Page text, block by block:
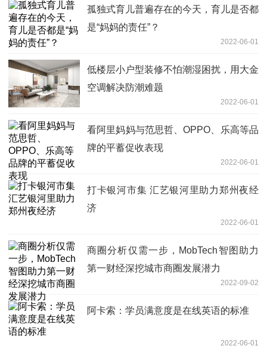
孤独式育儿普遍存在的今天，育儿是否都
是“妈妈的责任”？
2022-06-01
低楼层小户型装修不怕潮湿困扰，用大金
空调解决防潮难题
2022-06-01
看阿里妈妈与范思哲、OPPO、乐高等品
牌的平蓄促收表现
2022-06-01
打卡银河市集 汇艺银河里助力郑州夜经
济
2022-06-01
商圈分析仅需一步，MobTech智图助力
第一财经深挖城市商圈发展潜力
2022-09-02
阿卡索：学员满意度是在线英语的标准
2022-06-01